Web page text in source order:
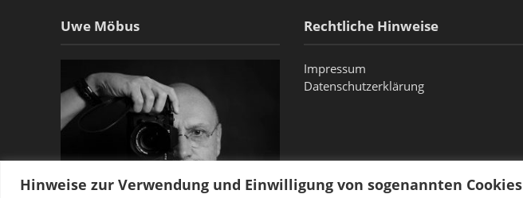
Hinweise zur Verwendung und Einwilligung von sogenannten Cookies
Uwe Möbus Rechtliche Hinweise
Impressum
Datenschutzerklärung